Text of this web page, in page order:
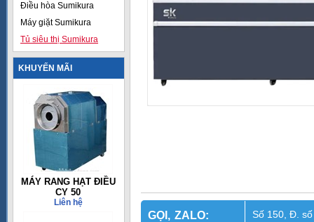
Điều hòa Sumikura
Máy giặt Sumikura
Tủ siêu thị Sumikura
KHUYẾN MÃI
MÁY RANG HẠT ĐIỀU
CY 50
Liên hệ
GỌI, ZALO:
Số 150, Đ.